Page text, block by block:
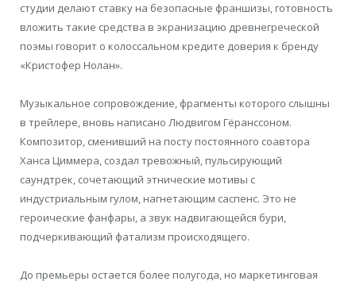
студии делают ставку на безопасные франшизы, готовность
вложить такие средства в экранизацию древнегреческой
поэмы говорит о колоссальном кредите доверия к бренду
«Кристофер Нолан».
Музыкальное сопровождение, фрагменты которого слышны
в трейлере, вновь написано Людвигом Гёранссоном.
Композитор, сменивший на посту постоянного соавтора
Ханса Циммера, создал тревожный, пульсирующий
саундтрек, сочетающий этнические мотивы с
индустриальным гулом, нагнетающим саспенс. Это не
героические фанфары, а звук надвигающейся бури,
подчеркивающий фатализм происходящего.
До премьеры остается более полугода, но маркетинговая